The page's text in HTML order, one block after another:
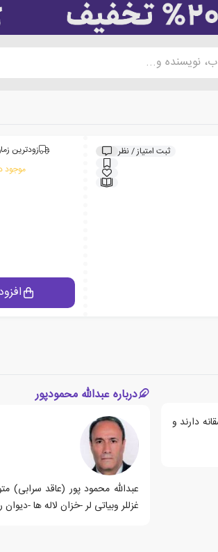
نویسنده و...
ثبت امتیاز / نظر زودترین
موجود
دارند و
درباره عبدالله محمودپور
غزللر وبیاتی لر -خزان لاله ها -